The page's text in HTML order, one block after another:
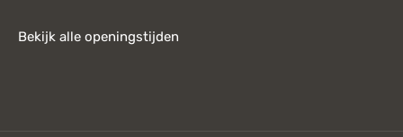
Bekijk alle openingstijden